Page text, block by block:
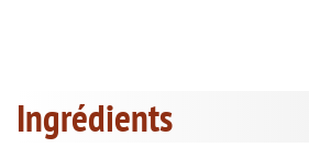
Ingrédients